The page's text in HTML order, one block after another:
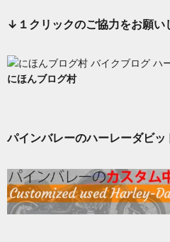
↓１クリックのご協力をお願い
にほんブログ村
パインバレーのハーレーダビ